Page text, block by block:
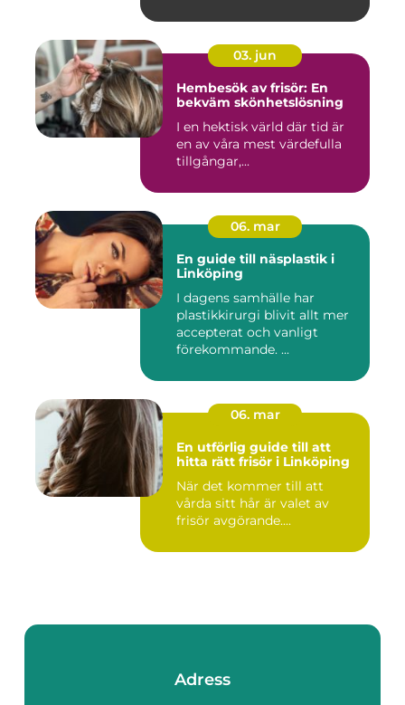
03. jun
Hembesök av frisör: En
bekväm skönhetslösning
I en hektisk värld där tid är
en av våra mest värdefulla
tillgångar,...
06. mar
En guide till näsplastik i
Linköping
I dagens samhälle har
plastikkirurgi blivit allt mer
accepterat och vanligt
förekommande. ...
06. mar
En utförlig guide till att
hitta rätt frisör i Linköping
När det kommer till att
vårda sitt hår är valet av
frisör avgörande....
Adress